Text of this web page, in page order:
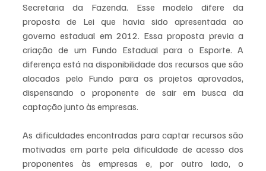
Secretaria da Fazenda. Esse modelo difere da
proposta de Lei que havia sido apresentada ao
governo estadual em 2012. Essa proposta previa a
criação de um Fundo Estadual para o Esporte. A
diferença está na disponibilidade dos recursos que são
alocados pelo Fundo para os projetos aprovados,
dispensando o proponente de sair em busca da
captação junto às empresas.
As dificuldades encontradas para captar recursos são
motivadas em parte pela dificuldade de acesso dos
proponentes às empresas e, por outro lado, o